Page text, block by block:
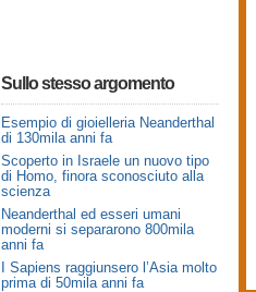
Sullo stesso argomento
Esempio di gioielleria Neanderthal
di 130mila anni fa
Scoperto in Israele un nuovo tipo
di Homo, finora sconosciuto alla
scienza
Neanderthal ed esseri umani
moderni si separarono 800mila
anni fa
I Sapiens raggiunsero l’Asia molto
prima di 50mila anni fa